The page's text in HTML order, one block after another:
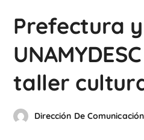
Prefectura y
taller
Dirección De Comunicación